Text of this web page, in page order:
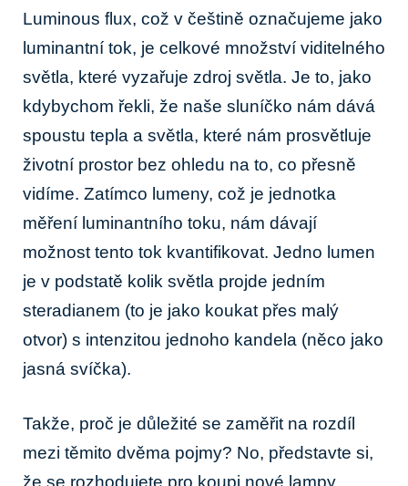
Luminous flux, což v češtině označujeme jako
luminantní tok, je celkové množství viditelného
světla, které vyzařuje zdroj světla. Je to, jako
kdybychom řekli, že naše sluníčko nám dává
spoustu tepla a světla, které nám prosvětluje
životní prostor bez ohledu na to, co přesně
vidíme. Zatímco lumeny, což je jednotka
měření luminantního toku, nám dávají
možnost tento tok kvantifikovat. Jedno lumen
je v podstatě kolik světla projde jedním
steradianem (to je jako koukat přes malý
otvor) s intenzitou jednoho kandela (něco jako
jasná svíčka).
Takže, proč je důležité se zaměřit na rozdíl
mezi těmito dvěma pojmy? No, představte si,
že se rozhodujete pro koupi nové lampy.